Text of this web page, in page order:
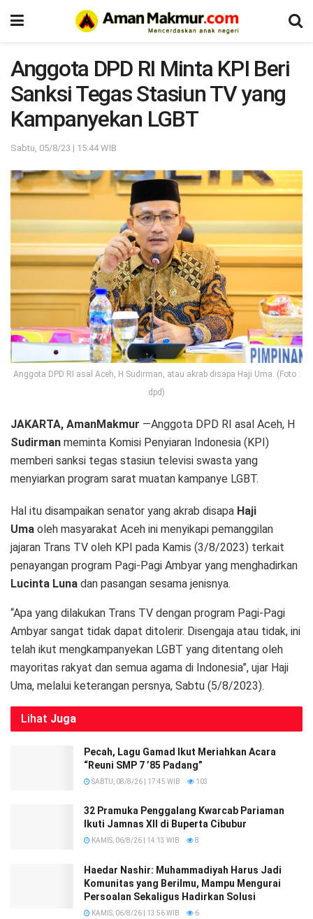
Anggota DPD RI Minta KPI Beri
Sanksi Tegas Stasiun TV yang
Kampanyekan LGBT
Sabtu, 05/8/23 | 15:44 WIB
Anggota DPD RI asal Aceh, H Sudirman, atau akrab disapa Haji Uma. (Foto :
dpd)
JAKARTA, AmanMakmur —Anggota DPD RI asal Aceh, H
Sudirman meminta Komisi Penyiaran Indonesia (KPI)
memberi sanksi tegas stasiun televisi swasta yang
menyiarkan program sarat muatan kampanye LGBT.
Hal itu disampaikan senator yang akrab disapa Haji
Uma oleh masyarakat Aceh ini menyikapi pemanggilan
jajaran Trans TV oleh KPI pada Kamis (3/8/2023) terkait
penayangan program Pagi-Pagi Ambyar yang menghadirkan
Lucinta Luna dan pasangan sesama jenisnya.
“Apa yang dilakukan Trans TV dengan program Pagi-Pagi
Ambyar sangat tidak dapat ditolerir. Disengaja atau tidak, ini
telah ikut mengkampanyekan LGBT yang ditentang oleh
mayoritas rakyat dan semua agama di Indonesia”, ujar Haji
Uma, melalui keterangan persnya, Sabtu (5/8/2023).
Lihat Juga
Pecah, Lagu Gamad Ikut Meriahkan Acara
“Reuni SMP 7 ’85 Padang”
SABTU, 08/8/26 | 17:45 WIB 103
32 Pramuka Penggalang Kwarcab Pariaman
Ikuti Jamnas XII di Buperta Cibubur
KAMIS, 06/8/26 | 14:13 WIB 8
Haedar Nashir: Muhammadiyah Harus Jadi
Komunitas yang Berilmu, Mampu Mengurai
Persoalan Sekaligus Hadirkan Solusi
KAMIS, 06/8/26 | 13:56 WIB 6